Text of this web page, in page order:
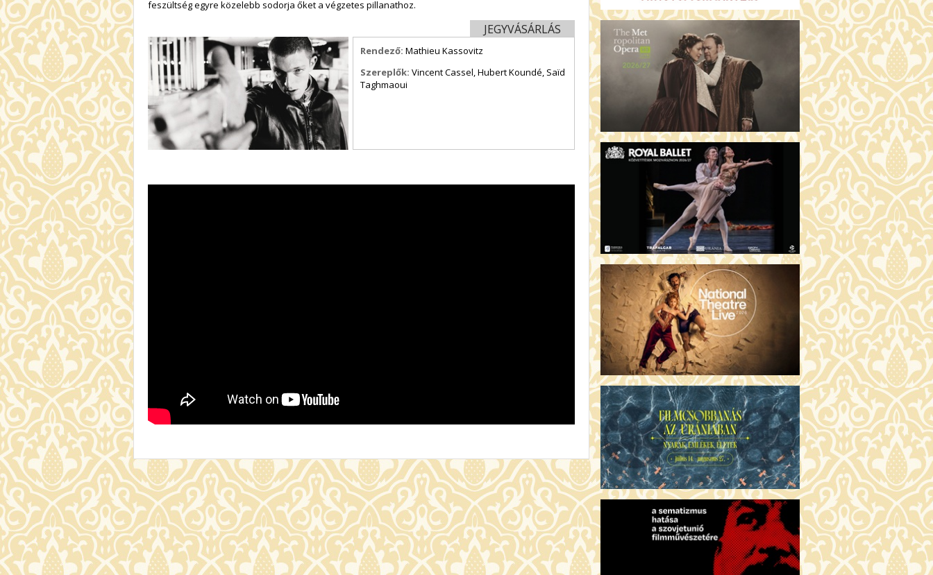
feszültség egyre közelebb sodorja őket a végzetes pillanathoz.
JEGYVÁSÁRLÁS
Rendező: Mathieu Kassovitz
Szereplők: Vincent Cassel, Hubert Koundé, Saïd
Taghmaoui